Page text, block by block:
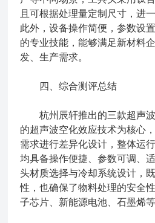
且可根据处理量定制尺寸，进
此外，设备操作简便，参数设
的专业技能，能够满足新材料
发、生产需求。
四、综合测评总结
杭州辰轩推出的三款超声波
的超声波空化效应技术为核心
需求进行差异化设计，整体运
均具备操作便捷、参数可调、
头材质选择与冷却系统设计，
性，也确保了物料处理的安全
子芯片、新能源电池、石墨烯